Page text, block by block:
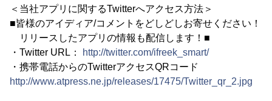
＜当社アプリに関するTwitterへアクセス方法＞
■皆様のアイディア/コメントをどしどしお寄せください！
リリースしたアプリの情報も配信します！■
・Twitter URL：
http://twitter.com/ifreek_smart/
・携帯電話からのTwitterアクセスQRコード
http://www.atpress.ne.jp/releases/17475/Twitter_qr_2.jpg